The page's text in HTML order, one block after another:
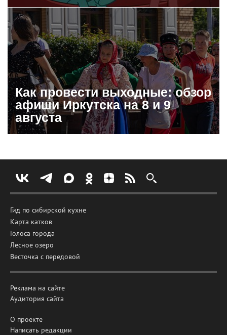
Как провести выходные: обзор
афиши Иркутска на 8 и 9
августа
Гид по сибирской кухне
Карта катков
Голоса города
Лесное озеро
Весточка с передовой
Реклама на сайте
Аудитория сайта
О проекте
Написать редакции